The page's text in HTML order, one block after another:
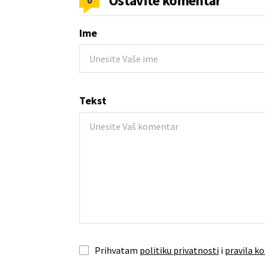
Ime
Tekst
Prihvatam politiku privatnosti i pravila